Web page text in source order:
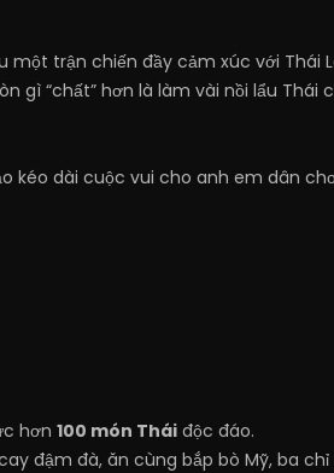
một trận chiến đầy cảm xúc với Thái
gì “chất” hơn là làm vài nồi lẩu Thái
kéo dài cuộc vui cho anh em dân
hơn 100 món Thái độc đáo.
đậm đà, ăn cùng bắp bò Mỹ, ba